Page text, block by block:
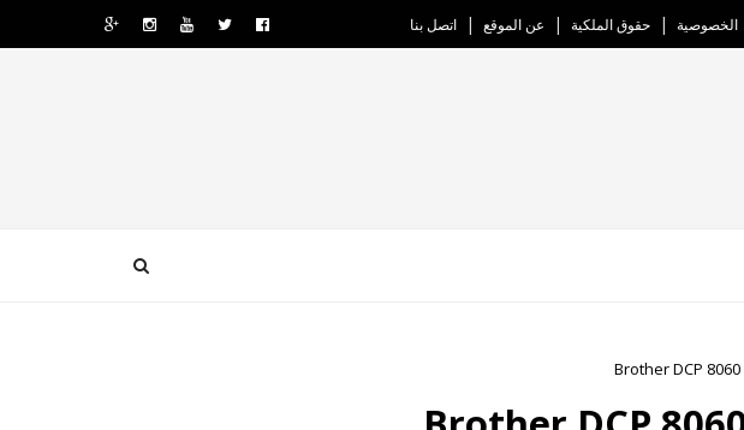
الخصوصية حقوق الملكية عن الموقع اتصل بنا